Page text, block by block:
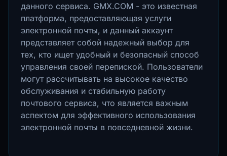
данного сервиса. GMX.COM - это известная
платформа, предоставляющая услуги
электронной почты, и данный аккаунт
представляет собой надежный выбор для
тех, кто ищет удобный и безопасный способ
управления своей перепиской. Пользователи
могут рассчитывать на высокое качество
обслуживания и стабильную работу
почтового сервиса, что является важным
аспектом для эффективного использования
электронной почты в повседневной жизни.